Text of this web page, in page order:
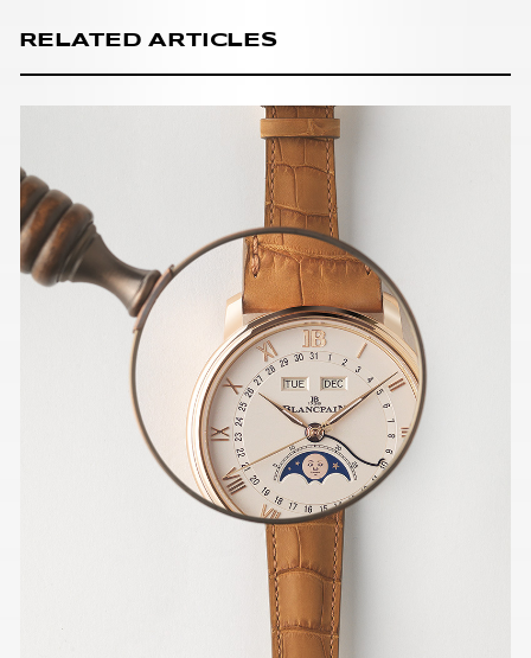
RELATED ARTICLES